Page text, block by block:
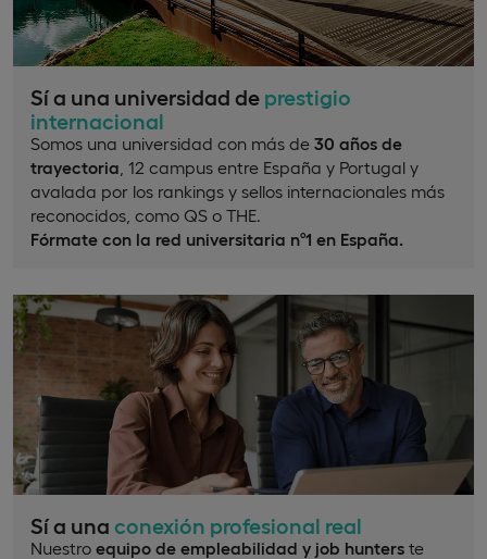
Sí a una universidad de prestigio
internacional
Somos una universidad con más de 30 años de
trayectoria , 12 campus entre España y Portugal y
avalada por los rankings y sellos internacionales más
reconocidos, como QS o THE.
Fórmate con la red universitaria nº1 en España.
Sí a una conexión profesional real
Nuestro equipo de empleabilidad y job hunters te